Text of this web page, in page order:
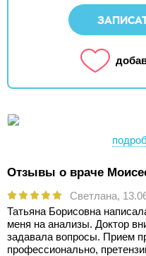
Отзывы о враче
Светлана,
Татьяна Борисовна
меня на анализы. Доктор
задавала вопросы. Прием
профессионально,